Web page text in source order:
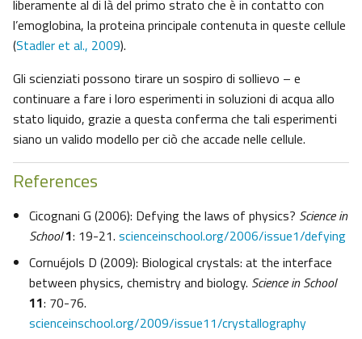
liberamente al di là del primo strato che è in contatto con
l’emoglobina, la proteina principale contenuta in queste cellule
(Stadler et al., 2009).
Gli scienziati possono tirare un sospiro di sollievo – e
continuare a fare i loro esperimenti in soluzioni di acqua allo
stato liquido, grazie a questa conferma che tali esperimenti
siano un valido modello per ciò che accade nelle cellule.
References
Cicognani G (2006): Defying the laws of physics? Science in
School1: 19-21. scienceinschool.org/2006/issue1/defying
Cornuéjols D (2009): Biological crystals: at the interface
between physics, chemistry and biology. Science in School
11: 70-76.
scienceinschool.org/2009/issue11/crystallography